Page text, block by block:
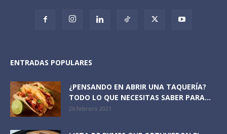
ENTRADAS POPULARES
¿PENSANDO EN ABRIR UNA TAQUERÍA?
TODO LO QUE NECESITAS SABER PARA...
26 febrero 2021